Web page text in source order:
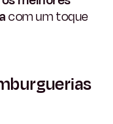
com um toque